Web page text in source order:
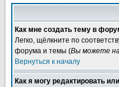
Как мне создать тему в
Легко, щёлкните по
форума и темы (Вы можете
Вернуться к началу
Как я могу редактировать